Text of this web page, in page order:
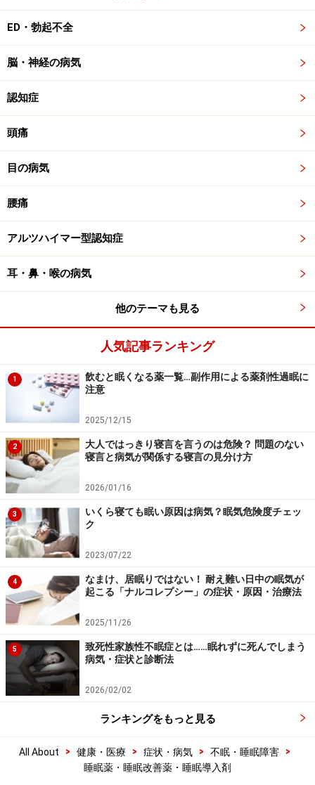
ED・勃起不全
脳・神経の病気
認知症
頭痛
目の病気
腰痛
アルツハイマー型認知症
耳・鼻・喉の病気
他のテーマも見る
人気記事ランキング
1
飲むと眠くなる薬一覧…副作用による薬剤性過眠に
注意
2025/12/15
2
大人ではっきり寝言を言うのは危険？ 問題のない
寝言と病気が関係する寝言の見分け方
2026/01/16
3
いくら寝ても眠い原因は病気？眠気危険度チェッ
ク
2023/07/22
4
なまけ、居眠りではない！ 耐え難い日中の眠気が
起こる「ナルコレプシー」の症状・原因・治療法
2025/11/26
5
致死性家族性不眠症とは……眠れずに死んでしまう
病気・症状と診断法
2026/02/02
ランキングをもっと見る
All About > 健康・医療 > 症状・病気 > 不眠・睡眠障害
>
睡眠薬・睡眠改善薬・睡眠導入剤